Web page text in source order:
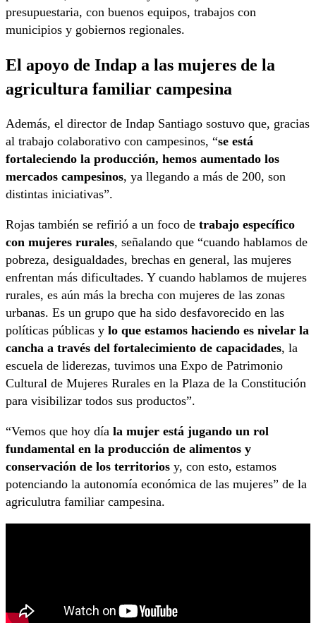
presupuestaria, con buenos equipos, trabajos con
municipios y gobiernos regionales.
El apoyo de Indap a las mujeres de la
agricultura familiar campesina
Además, el director de Indap Santiago sostuvo que, gracias
al trabajo colaborativo con campesinos, “se está
fortaleciendo la producción, hemos aumentado los
mercados campesinos, ya llegando a más de 200, son
distintas iniciativas”.
Rojas también se refirió a un foco de trabajo específico
con mujeres rurales, señalando que “cuando hablamos de
pobreza, desigualdades, brechas en general, las mujeres
enfrentan más dificultades. Y cuando hablamos de mujeres
rurales, es aún más la brecha con mujeres de las zonas
urbanas. Es un grupo que ha sido desfavorecido en las
políticas públicas y lo que estamos haciendo es nivelar la
cancha a través del fortalecimiento de capacidades, la
escuela de liderezas, tuvimos una Expo de Patrimonio
Cultural de Mujeres Rurales en la Plaza de la Constitución
para visibilizar todos sus productos”.
“Vemos que hoy día la mujer está jugando un rol
fundamental en la producción de alimentos y
conservación de los territorios y, con esto, estamos
potenciando la autonomía económica de las mujeres” de la
agriculutra familiar campesina.